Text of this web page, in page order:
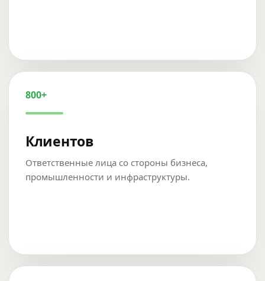
800+
Клиентов
Ответственные лица со стороны бизнеса,
промышленности и инфраструктуры.